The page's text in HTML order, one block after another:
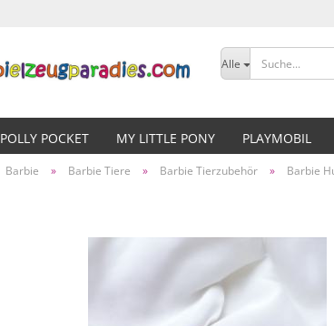
Alle
POLLY POCKET MY LITTLE PONY PLAYMOBIL
Barbie » Barbie Tiere » Barbie Tierzubehör » Barbie